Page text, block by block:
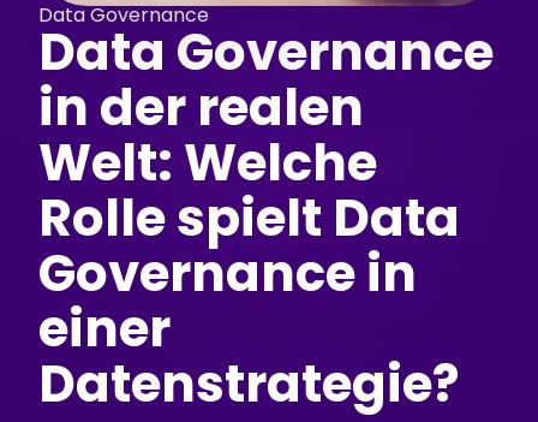
Data Governance
Data Governance
in der realen
Welt: Welche
Rolle spielt Data
Governance in
einer
Datenstrategie?